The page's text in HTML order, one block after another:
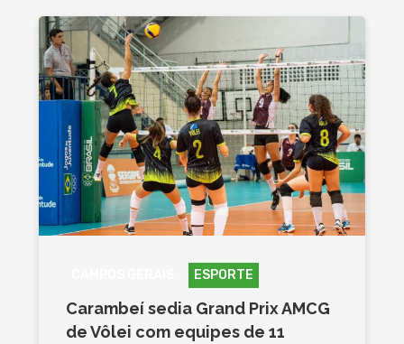
ESPORTE
Carambeí sedia Grand Prix AMCG
de Vôlei com equipes de 11